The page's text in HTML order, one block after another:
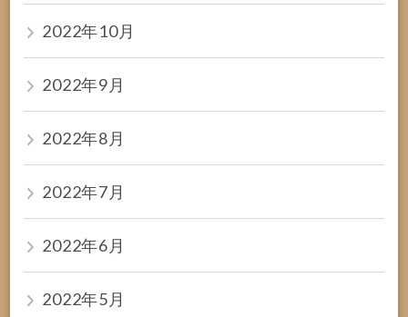
2022年10月
2022年9月
2022年8月
2022年7月
2022年6月
2022年5月